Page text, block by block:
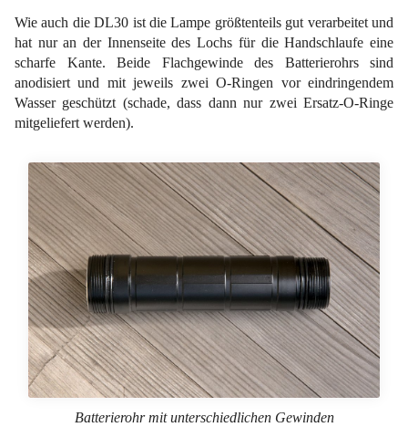
Wie auch die DL30 ist die Lampe größtenteils gut verarbeitet und
hat nur an der Innenseite des Lochs für die Handschlaufe eine
scharfe Kante. Beide Flachgewinde des Batterierohrs sind
anodisiert und mit jeweils zwei O-Ringen vor eindringendem
Wasser geschützt (schade, dass dann nur zwei Ersatz-O-Ringe
mitgeliefert werden).
Batterierohr mit unterschiedlichen Gewinden